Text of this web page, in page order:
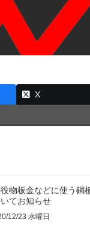
X
物板金などに使う鋼
てお知らせ
12/23 水曜日